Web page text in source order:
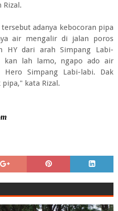
adanya kebocoran pipa
air mengalir di jalan poros
HY dari arah Simpang Labi-
kan lah lamo, ngapo ado air
Simpang Labi-labi. Dak
kata Rizal.